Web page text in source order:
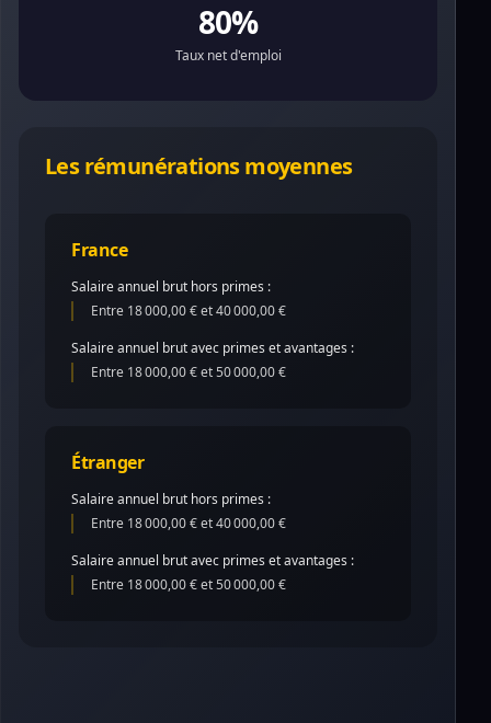
80%
Taux net d'emploi
Les rémunérations moyennes
France
Salaire annuel brut hors primes :
Entre 18 000,00 € et 40 000,00 €
Salaire annuel brut avec primes et avantages :
Entre 18 000,00 € et 50 000,00 €
Étranger
Salaire annuel brut hors primes :
Entre 18 000,00 € et 40 000,00 €
Salaire annuel brut avec primes et avantages :
Entre 18 000,00 € et 50 000,00 €